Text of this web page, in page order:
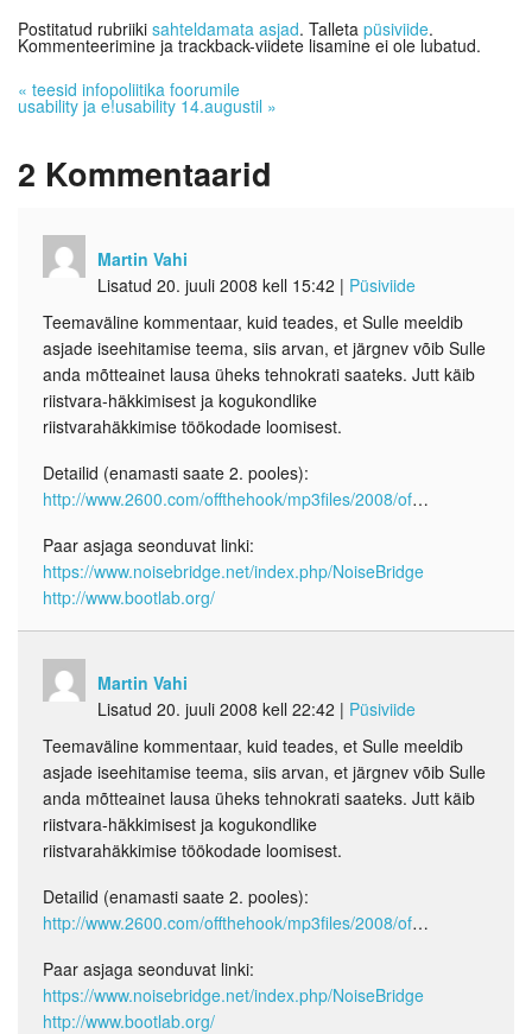
Postitatud rubriiki sahteldamata asjad. Talleta püsiviide.
Kommenteerimine ja trackback-viidete lisamine ei ole lubatud.
« teesid infopoliitika foorumile
usability ja e!usability 14.augustil »
2 Kommentaarid
Martin Vahi
Lisatud 20. juuli 2008 kell 15:42 | Püsiviide
Teemaväline kommentaar, kuid teades, et Sulle meeldib
asjade iseehitamise teema, siis arvan, et järgnev võib Sulle
anda mõtteainet lausa üheks tehnokrati saateks. Jutt käib
riistvara-häkkimisest ja kogukondlike
riistvarahäkkimise töökodade loomisest.
Detailid (enamasti saate 2. pooles):
http://www.2600.com/offthehook/mp3files/2008/of…
Paar asjaga seonduvat linki:
https://www.noisebridge.net/index.php/NoiseBridge
http://www.bootlab.org/
Martin Vahi
Lisatud 20. juuli 2008 kell 22:42 | Püsiviide
Teemaväline kommentaar, kuid teades, et Sulle meeldib
asjade iseehitamise teema, siis arvan, et järgnev võib Sulle
anda mõtteainet lausa üheks tehnokrati saateks. Jutt käib
riistvara-häkkimisest ja kogukondlike
riistvarahäkkimise töökodade loomisest.
Detailid (enamasti saate 2. pooles):
http://www.2600.com/offthehook/mp3files/2008/of…
Paar asjaga seonduvat linki:
https://www.noisebridge.net/index.php/NoiseBridge
http://www.bootlab.org/